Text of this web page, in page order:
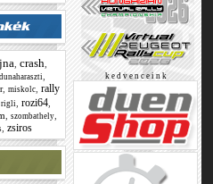
crash
dunaharaszti
, miskolc, rally
rigli rozi64,
szombathely,
zsiros
k e d v e n c e i n k